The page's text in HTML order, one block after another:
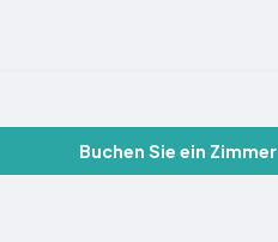
Buchen Sie ein Zimmer